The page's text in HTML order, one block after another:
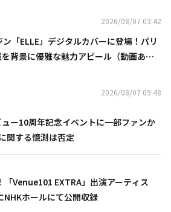
2026/08/07 03:42
ン「ELLE」デジタルカバーに登場！パリ
背景に優雅な魅力アピール（動画あ
2026/08/07 09:48
ー10周年記念イベントに一部ファンか
関する憶測は否定
「Venue101 EXTRA」出演アーティス
ホールにて公開収録